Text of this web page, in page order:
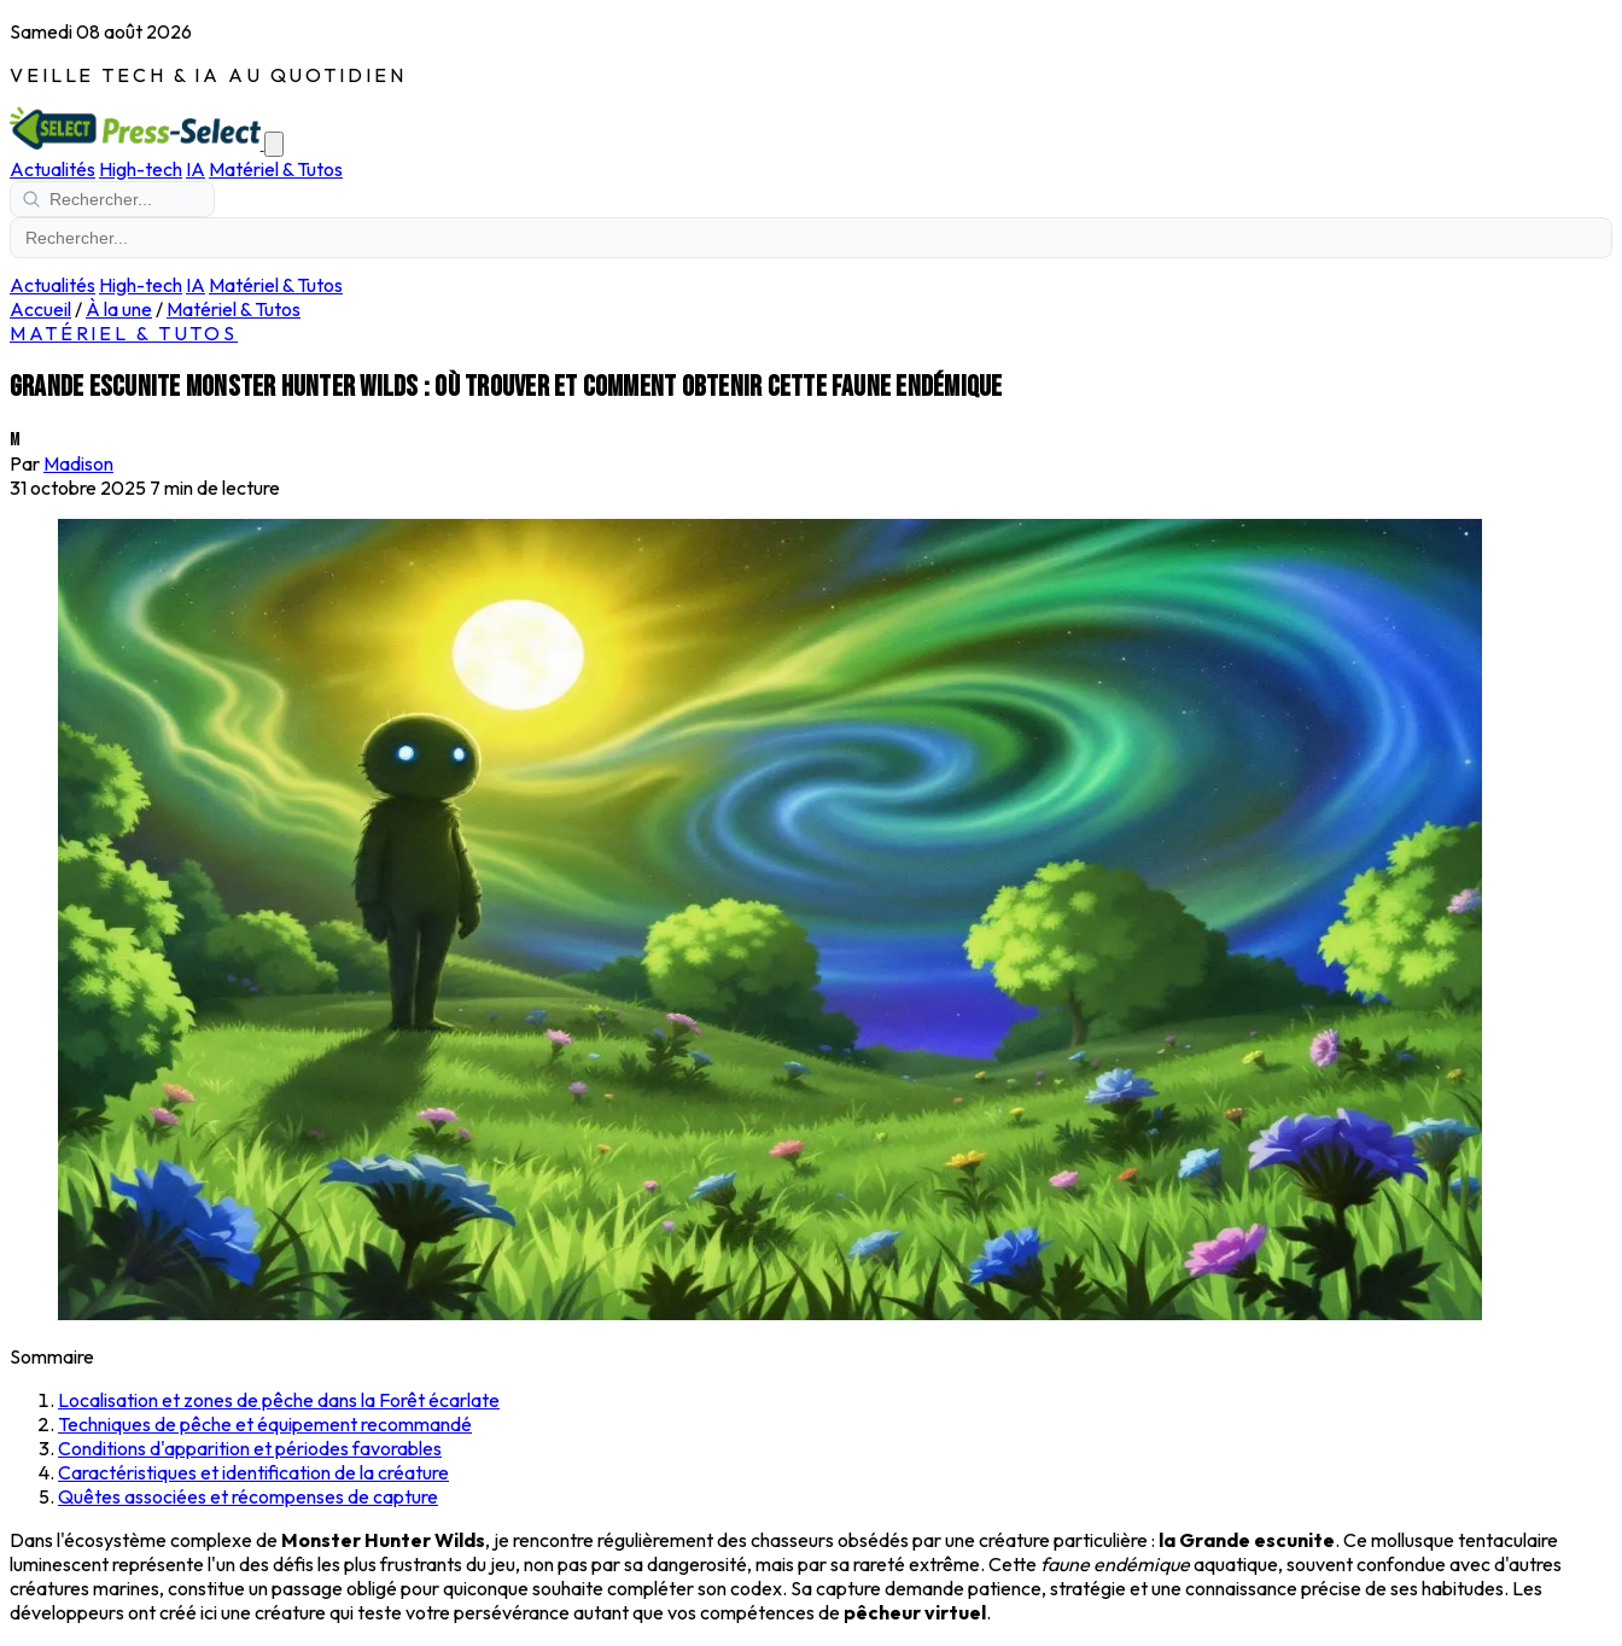
Samedi 08 août 2026
VEILLE TECH & IA AU QUOTIDIEN
Actualités High-tech IA Matériel & Tutos
Actualités High-tech IA Matériel & Tutos
Accueil/ À la une/ Matériel & Tutos
MATÉRIEL & TUTOS
Grande escunite Monster Hunter Wilds : où trouver et comment obtenir cette faune endémique
M
Par Madison
31 octobre 2025 7 min de lecture
Sommaire
Localisation et zones de pêche dans la Forêt écarlate
Techniques de pêche et équipement recommandé
Conditions d'apparition et périodes favorables
Caractéristiques et identification de la créature
Quêtes associées et récompenses de capture
Dans l'écosystème complexe de Monster Hunter Wilds, je rencontre régulièrement des chasseurs obsédés par une créature particulière : la Grande escunite. Ce mollusque tentaculaire
luminescent représente l'un des défis les plus frustrants du jeu, non pas par sa dangerosité, mais par sa rareté extrême. Cette faune endémiqueaquatique, souvent confondue avec d'autres
créatures marines, constitue un passage obligé pour quiconque souhaite compléter son codex. Sa capture demande patience, stratégie et une connaissance précise de ses habitudes. Les
développeurs ont créé ici une créature qui teste votre persévérance autant que vos compétences de pêcheur virtuel.